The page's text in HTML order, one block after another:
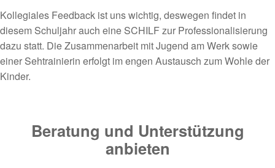
Kollegiales Feedback ist uns wichtig, deswegen findet in
diesem Schuljahr auch eine SCHILF zur Professionalisierung
dazu statt. Die Zusammenarbeit mit Jugend am Werk sowie
einer Sehtrainierin erfolgt im engen Austausch zum Wohle der
Kinder.
Beratung und Unterstützung
anbieten